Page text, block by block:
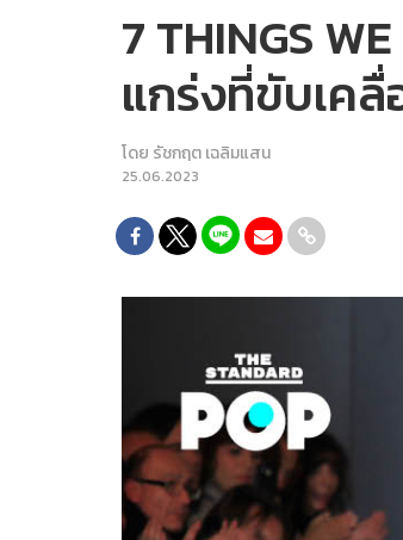
7 THINGS
แกร่งที่ขับเค
โดย รัชกฤต เฉลิมแสน
25.06.2023